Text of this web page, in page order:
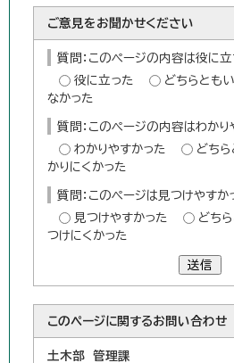
ご意見をお聞かせください
質問：このページの内容は役に立
役に立った
どちらとも
なかった
質問：このページの内容はわかり
わかりやすかった
どち
かりにくかった
質問：このページは見つけやすか
見つけやすかった
どち
つけにくかった
送信
このページに関するお問い合わせ
土木部 管理課